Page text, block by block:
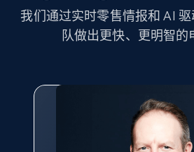
URL, Product id, Title, Seller
Seller reviews, Breadcrumbs,
more.
eBay - Gather data on
我们通过实时零售情报和 AI
队做出更快、更明智的